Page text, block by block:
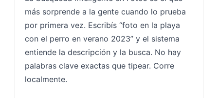
más sorprende a la gente cuando lo prueba
por primera vez. Escribís “foto en la playa
con el perro en verano 2023” y el sistema
entiende la descripción y la busca. No hay
palabras clave exactas que tipear. Corre
localmente.